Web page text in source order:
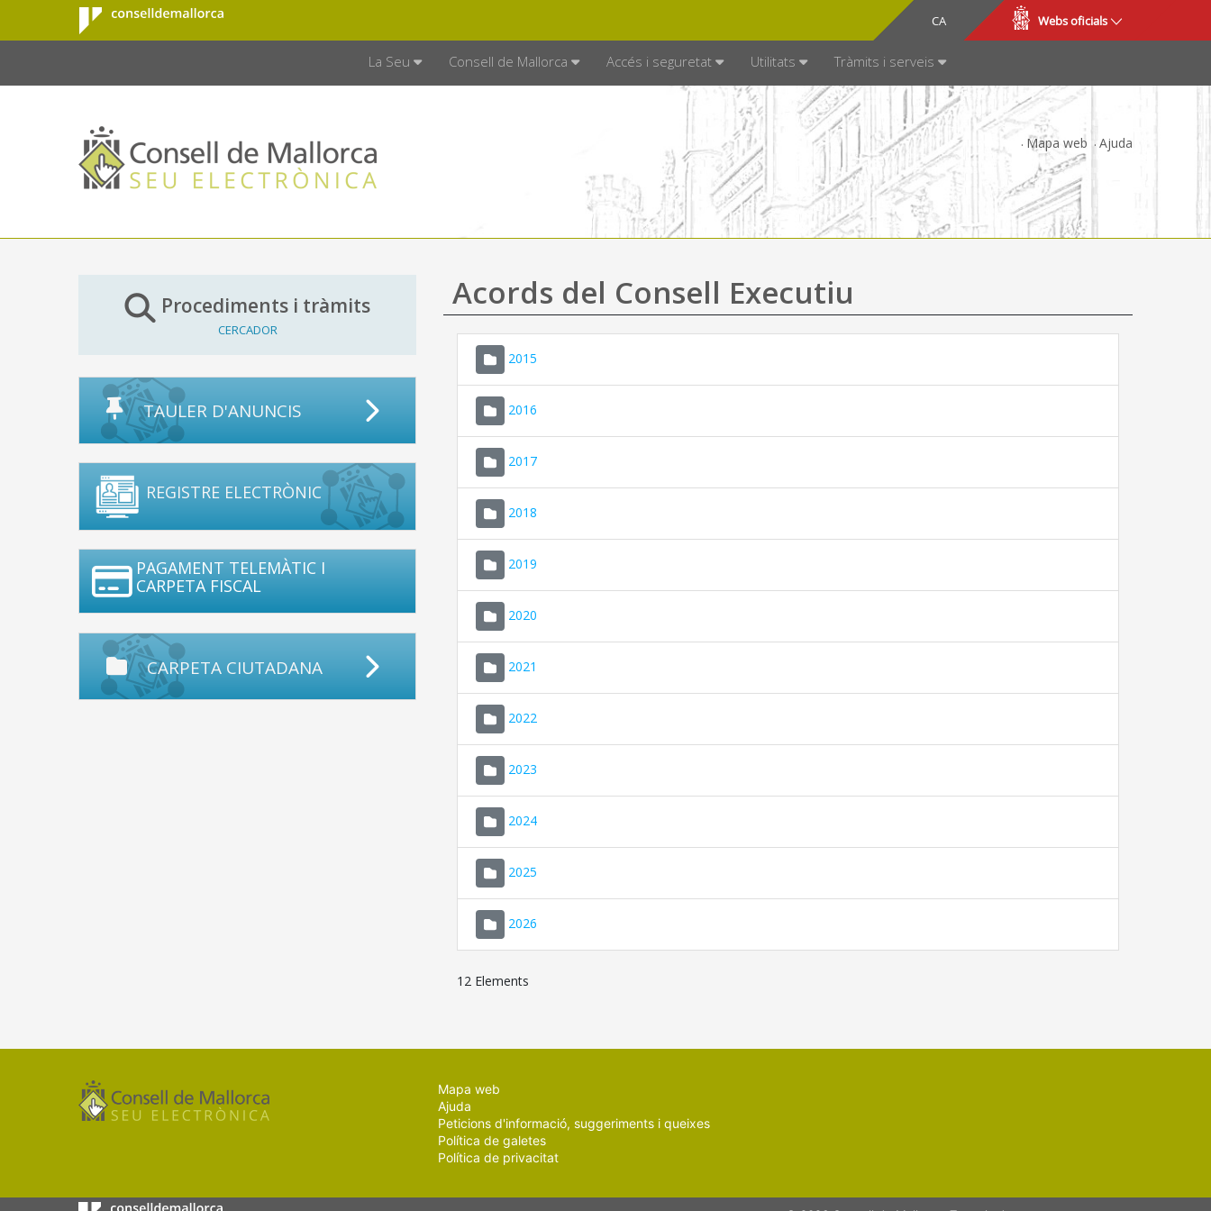
Salta al contingut principal
Consell de
Mallorca
CA
ES Webs oficials
La Seu Consell de Mallorca Accés i seguretat Utilitats Tràmits i serveis
Mapa web Ajuda
Procediments i tràmits
CERCADOR
TAULER D'ANUNCIS
REGISTRE ELECTRÒNIC
PAGAMENT TELEMÀTIC I
CARPETA FISCAL
CARPETA CIUTADANA
Acords del Consell Executiu
2015
2016
2017
2018
2019
2020
2021
2022
2023
2024
2025
2026
12 Elements
Mapa web
Ajuda
Peticions d'informació, suggeriments i queixes
Política de galetes
Política de privacitat